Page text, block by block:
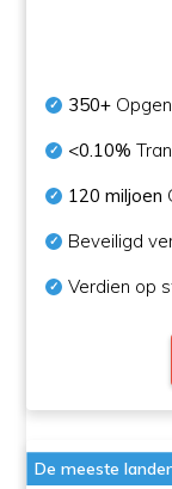
350+
<0.10%
120 miljoen
Beveiligd
Verdien op
De meeste